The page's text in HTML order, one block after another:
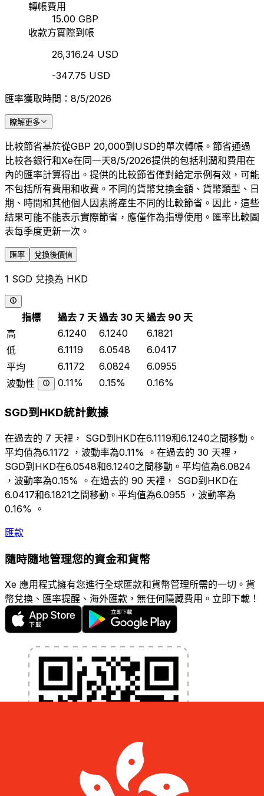
轉帳費用
15.00 GBP
收款方實際到帳
26,316.24 USD
-347.75 USD
匯率獲取時間：8/5/2026
瞭解更多
比較節省基於從GBP 20,000到USD的單次轉帳。節省通過
比較各銀行和Xe在同一天8/5/2026提供的包括利潤和費用在
內的匯率計算得出。提供的比較節省僅對給定示例有效，可能
不包括所有費用和收費。不同的貨幣兌換金額、貨幣類型、日
期、時間和其他個人因素將產生不同的比較節省。因此，這些
結果可能不能表示實際節省，應僅作為指導使用。匯率比較圖
表每季度更新一次。
匯率 兌換後價值
1 SGD 兌換為 HKD
指標 過去 7 天 過去 30 天 過去 90 天
高
6.1240 6.1240
6.1821
低
6.1119 6.0548
6.0417
平均
6.1172 6.0824
6.0955
波動性
0.11% 0.15% 0.16%
SGD到HKD統計數據
在過去的 7 天裡， SGD到HKD在6.1119和6.1240之間移動。
平均值為6.1172 ，波動率為0.11% 。在過去的 30 天裡，
SGD到HKD在6.0548和6.1240之間移動。平均值為6.0824
，波動率為0.15% 。在過去的 90 天裡， SGD到HKD在
6.0417和6.1821之間移動。平均值為6.0955 ，波動率為
0.16% 。
匯款
隨時隨地管理您的資金和貨幣
Xe 應用程式擁有您進行全球匯款和貨幣管理所需的一切。貨
幣兌換、匯率提醒、海外匯款，無任何隱藏費用。立即下載！